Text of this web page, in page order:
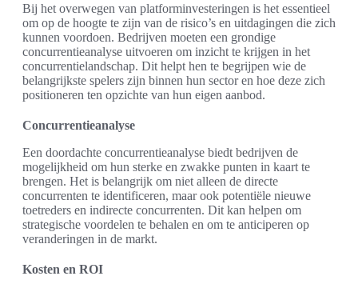
Bij het overwegen van platforminvesteringen is het essentieel
om op de hoogte te zijn van de risico’s en uitdagingen die zich
kunnen voordoen. Bedrijven moeten een grondige
concurrentieanalyse uitvoeren om inzicht te krijgen in het
concurrentielandschap. Dit helpt hen te begrijpen wie de
belangrijkste spelers zijn binnen hun sector en hoe deze zich
positioneren ten opzichte van hun eigen aanbod.
Concurrentieanalyse
Een doordachte concurrentieanalyse biedt bedrijven de
mogelijkheid om hun sterke en zwakke punten in kaart te
brengen. Het is belangrijk om niet alleen de directe
concurrenten te identificeren, maar ook potentiële nieuwe
toetreders en indirecte concurrenten. Dit kan helpen om
strategische voordelen te behalen en om te anticiperen op
veranderingen in de markt.
Kosten en ROI